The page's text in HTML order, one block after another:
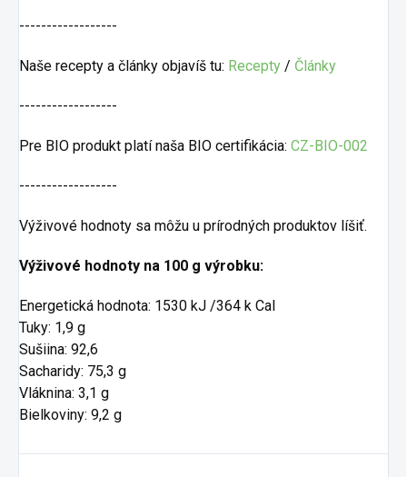
------------------
Naše recepty a články objavíš tu: Recepty / Články
------------------
Pre BIO produkt platí naša BIO certifikácia: CZ-BIO-002
------------------
Výživové hodnoty sa môžu u prírodných produktov líšiť.
Výživové hodnoty na 100 g výrobku:
Energetická hodnota: 1530 kJ /364 k Cal
Tuky: 1,9 g
Sušiina: 92,6
Sacharidy: 75,3 g
Vláknina: 3,1 g
Bielkoviny: 9,2 g